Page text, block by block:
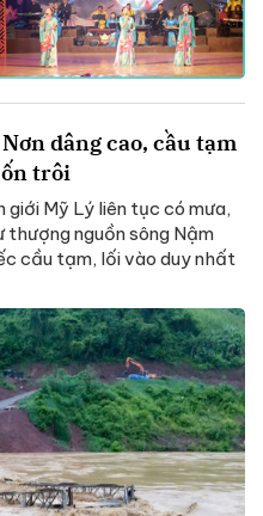
dâng cao, cầu tạm
trôi
Mỹ Lý liên tục có mưa,
nguồn sông Nậm
cầu tạm, lối vào duy nhất